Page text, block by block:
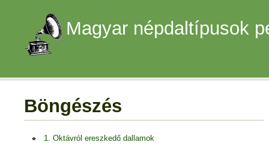
Magyar népdaltípusok
Böngészés
1. Oktávról ereszkedő dallamok